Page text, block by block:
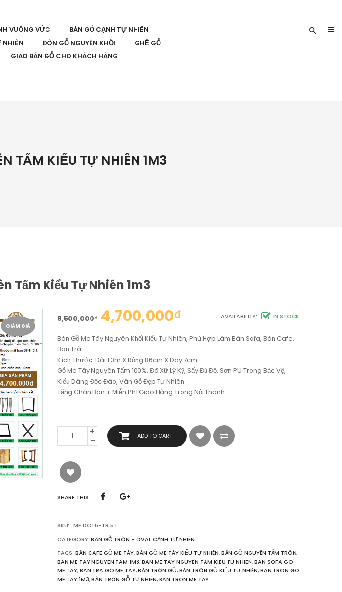
VUÔNG VỨC
BÀN GỖ CẠNH TỰ NHIÊN
NHIÊN ĐÔN GỖ NGUYÊN KHỐI
GHẾ GỖ
GIAO BÀN GỖ CHO KHÁCH HÀNG
TẤM KIỂU TỰ NHIÊN 1M3
Tấm Kiểu Tự Nhiên 1m3
GIẢM GIÁ
8,500,000₫ 4,700,000₫ AVAILABILITY: IN STOCK
Bàn Gỗ Me Tây Nguyên Khối Kiểu Tự Nhiên, Phù Hợp Làm Bàn Sofa, Bàn Cafe,
Bàn Trà…
Kích Thước: Dài 1.3m X Rộng 86cm X Dày 7cm
Gỗ Me Tây Nguyên Tấm 100%, Đã Xữ Lý Kỹ, Sấy Đủ Độ, Sơn PU Trong Bảo Vệ,
Kiểu Dáng Độc Đáo, Vân Gỗ Đẹp Tự Nhiên
Tặng Chân Bàn + Miễn Phí Giao Hàng Trong Nội Thành
ME
NGUYÊN
TẤM
KIỂU
NHIÊN
1M3
ADD TO CART
SHARE THIS
SKU: ME DOT6-TR.5.1
CATEGORY: BÀN GỖ TRÒN - OVAL CẠNH TỰ NHIÊN
TAGS: BÀN CAFE GỖ ME TÂY,BÀN GỖ ME TÂY KIỂU TỰ NHIÊN,BÀN GỖ NGUYÊN TẤM TRÒN,
BAN ME TAY NGUYEN TAM 1M3,BAN ME TAY NGUYEN TAM KIEU TU NHIEN,BAN SOFA GO
ME TAY,BAN TRA GO ME TAY,BÀN TRÒN GỖ,BÀN TRÒN GỖ KIỂU TỰ NHIÊN,BAN TRON GO
ME TAY 1M3,BÀN TRÒN GỖ TỰ NHIÊN,BAN TRON ME TAY